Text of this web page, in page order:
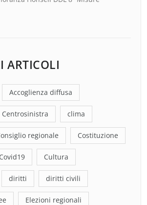
ARTICOLI
Accoglienza diffusa
Centrosinistra clima
regionale Costituzione
Covid19 Cultura
diritti diritti civili
Elezioni regionali